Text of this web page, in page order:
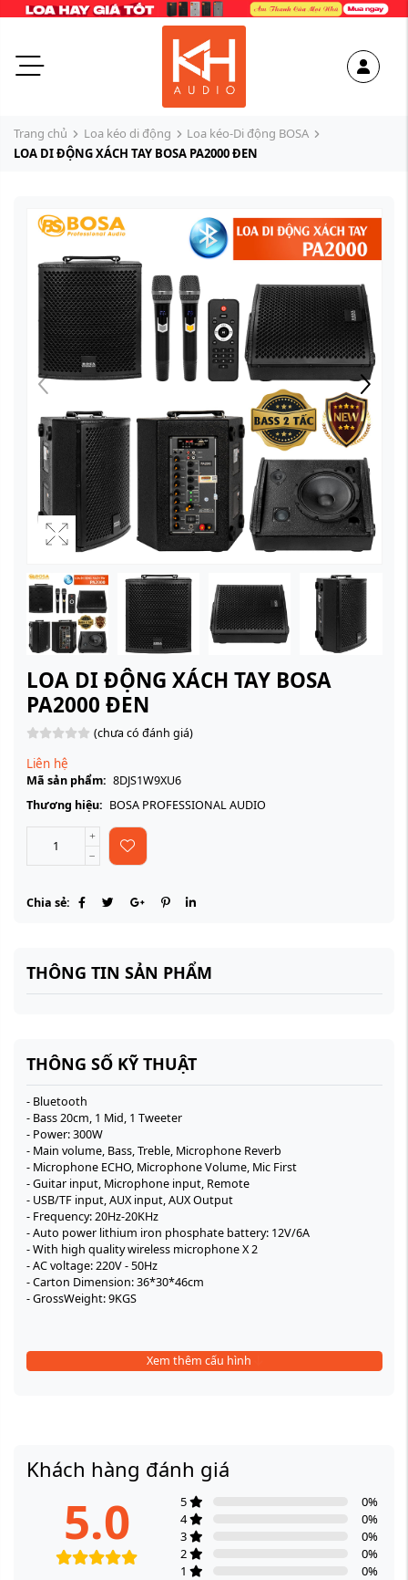
Trang chủ Loa kéo di động
Loa kéo-Di động BOSA
LOA DI ĐỘNG XÁCH TAY BOSA PA2000 ĐEN
LOA DI ĐỘNG XÁCH TAY BOSA
PA2000 ĐEN
(chưa có đánh giá)
Liên hệ
Mã sản phẩm: 8DJS1W9XU6
Thương hiệu: BOSA PROFESSIONAL AUDIO
Chia sẻ:
THÔNG TIN SẢN PHẨM
THÔNG SỐ KỸ THUẬT
- Bluetooth
- Bass 20cm, 1 Mid, 1 Tweeter
- Power: 300W
- Main volume, Bass, Treble, Microphone Reverb
- Microphone ECHO, Microphone Volume, Mic First
- Guitar input, Microphone input, Remote
- USB/TF input, AUX input, AUX Output
- Frequency: 20Hz-20KHz
- Auto power lithium iron phosphate battery: 12V/6A
- With high quality wireless microphone X 2
- AC voltage: 220V - 50Hz
- Carton Dimension: 36*30*46cm
- GrossWeight: 9KGS
Xem thêm cấu hình
Khách hàng đánh giá
5.0 5 0%
4
0%
3
0%
2
0%
1
0%